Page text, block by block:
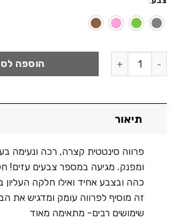
250.00 ₪.
כמות של פרווה קצרה - קיפוד הוספה
תיאור
פרווה סינטטית קצרה, רכה ונעימה
ומפנק. מגיעה במספר צבעים עזים!
כהה ובצבע אחיד ואילו חלקה העליון
זה מוסיף לפרווה עומק ומדגיש את
שימושים רבים- מתאימה מאוד